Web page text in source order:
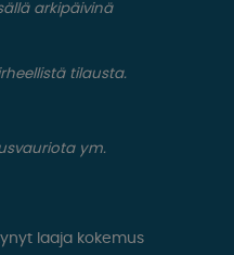
arkipäivinä
tilausta.
ym.
laaja kokemus